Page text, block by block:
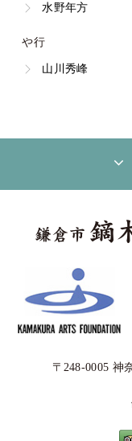
水野年方
や行
山川秀峰
〒248-0005 神